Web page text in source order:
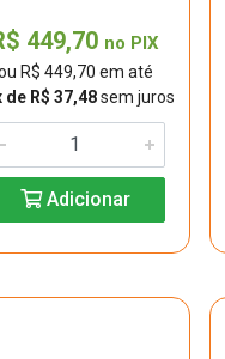
449,70 no PIX
R$ 449,70 em até
de R$ 37,48sem juros
Adicionar